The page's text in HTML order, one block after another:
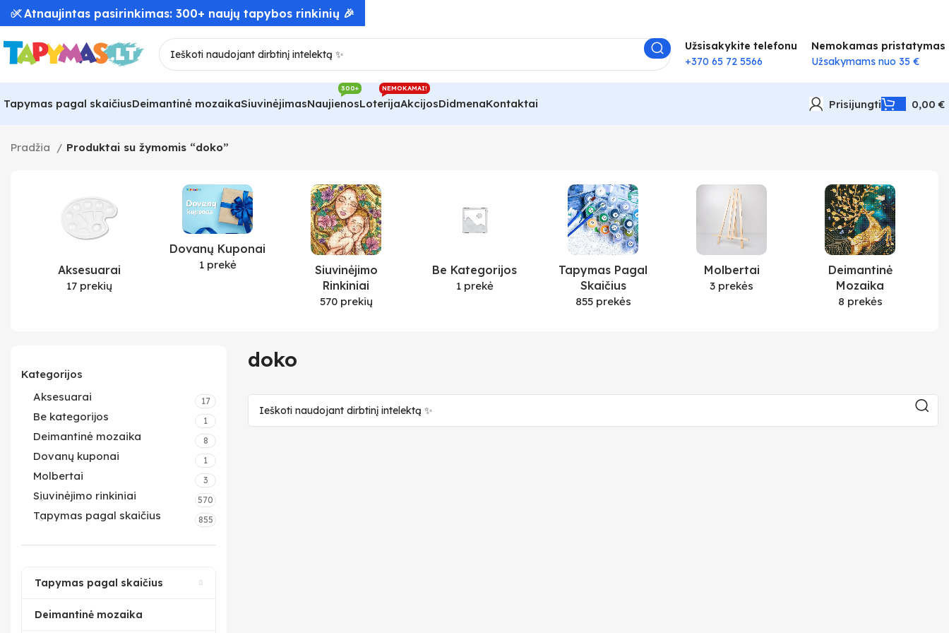
Užsisakykite telefonu
+370 65 72 5566
Nemokamas pristatymas
Užsakymams nuo 35 €
Tapymas pagal skaičiusDeimantinė mozaikaSiuvinėjimasNaujienos
300+
Loterija
NEMOKAMAI!
AkcijosDidmenaKontaktai Prisijungti 0,00€
Pradžia Produktai su žymomis “doko”
Aksesuarai
17 prekių
Dovanų Kuponai
1 prekė
Siuvinėjimo
Rinkiniai
570 prekių
Be Kategorijos
1 prekė
Tapymas Pagal
Skaičius
855 prekės
Molbertai
3 prekės
Deimantinė
Mozaika
8 prekės
Kategorijos
Aksesuarai
17
Be kategorijos 1
Deimantinė mozaika 8
Dovanų kuponai 1
Molbertai 3
Siuvinėjimo rinkiniai 570
Tapymas pagal skaičius 855
Tapymas pagal skaičius
Deimantinė mozaika
doko
✅ Atnaujintas pasirinkimas: 300+ naujų tapybos rinkinių 🎉